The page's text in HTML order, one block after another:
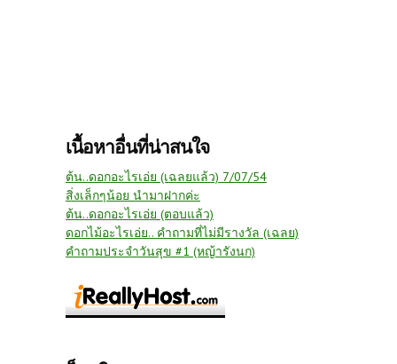
เนื้อหาอื่นที่น่าสนใจ
ต้น..ดอกอะไรเอ่ย (เฉลยแล้ว) 7/07/54
สิ่งเล็กๆน้อย นำมาฝากค่ะ
ต้น..ดอกอะไรเอ่ย (ตอบแล้ว)
ดอกไม้อะไรเอ่ย.. คำถามที่ไม่มีรางวัล (เฉลย)
คำถามประจำวันสุข #1 (หญ้ารังนก)